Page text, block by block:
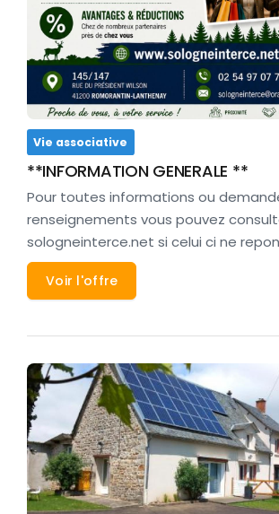
Vie associative
**INFORMATION GENERALE **
Pour toutes informations ou
renseignements vous pouvez
sologneinterce.net si celui ci ne
Voir l'offre